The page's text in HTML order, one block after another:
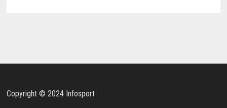
Copyright © 2024 Infosport